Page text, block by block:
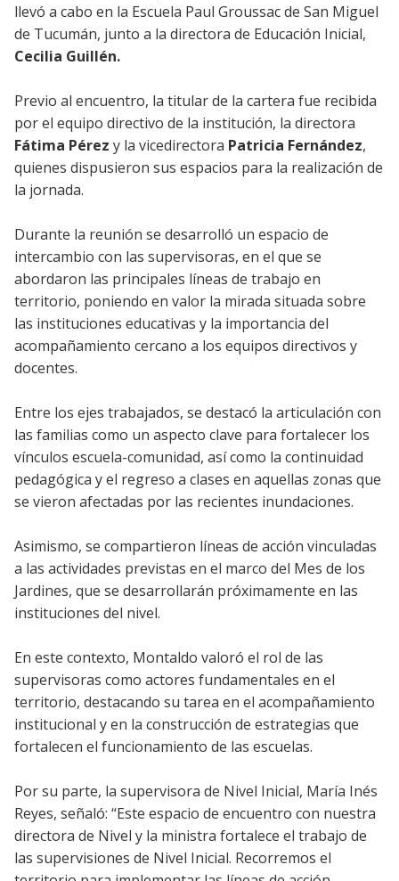
llevó a cabo en la Escuela Paul Groussac de San Miguel
de Tucumán, junto a la directora de Educación Inicial,
Cecilia Guillén.
Previo al encuentro, la titular de la cartera fue recibida
por el equipo directivo de la institución, la directora
Fátima Pérez y la vicedirectora Patricia Fernández,
quienes dispusieron sus espacios para la realización de
la jornada.
Durante la reunión se desarrolló un espacio de
intercambio con las supervisoras, en el que se
abordaron las principales líneas de trabajo en
territorio, poniendo en valor la mirada situada sobre
las instituciones educativas y la importancia del
acompañamiento cercano a los equipos directivos y
docentes.
Entre los ejes trabajados, se destacó la articulación con
las familias como un aspecto clave para fortalecer los
vínculos escuela-comunidad, así como la continuidad
pedagógica y el regreso a clases en aquellas zonas que
se vieron afectadas por las recientes inundaciones.
Asimismo, se compartieron líneas de acción vinculadas
a las actividades previstas en el marco del Mes de los
Jardines, que se desarrollarán próximamente en las
instituciones del nivel.
En este contexto, Montaldo valoró el rol de las
supervisoras como actores fundamentales en el
territorio, destacando su tarea en el acompañamiento
institucional y en la construcción de estrategias que
fortalecen el funcionamiento de las escuelas.
Por su parte, la supervisora de Nivel Inicial, María Inés
Reyes, señaló: “Este espacio de encuentro con nuestra
directora de Nivel y la ministra fortalece el trabajo de
las supervisiones de Nivel Inicial. Recorremos el